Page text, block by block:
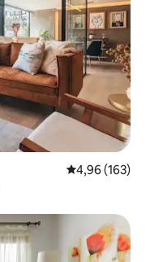
4,96 av 5 i
4,96 (163)